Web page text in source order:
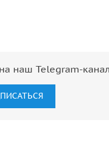
наш Telegram-канал